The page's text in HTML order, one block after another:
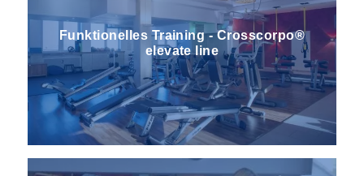
Funktion­elles Training - Crosscorpo®
elevate line